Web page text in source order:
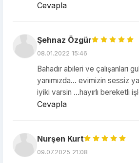
Cevapla
Şehnaz Özgür
08.01.2022 15:46
Bahadır abileri ve çalışanları
yanımızda... evimizin sessiz
iyiki varsin ...hayırlı bereketli
Cevapla
Nurşen Kurt
09.07.2025 21:08